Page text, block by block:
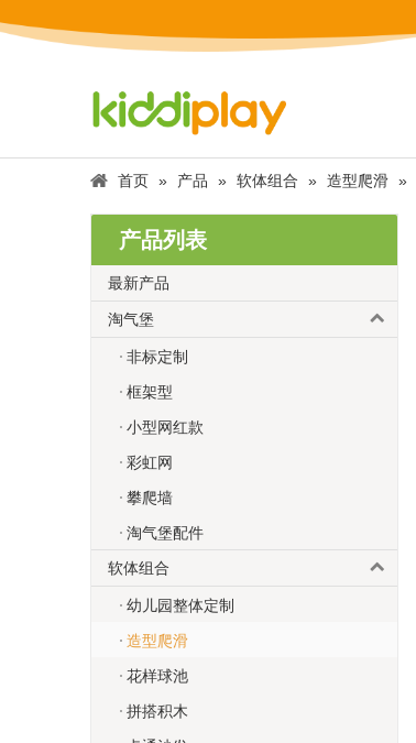
首页 » 产品 » 软体组合 » 造型爬滑 »
产品列表
最新产品
淘气堡
非标定制
框架型
小型网红款
彩虹网
攀爬墙
淘气堡配件
软体组合
幼儿园整体定制
造型爬滑
花样球池
拼搭积木